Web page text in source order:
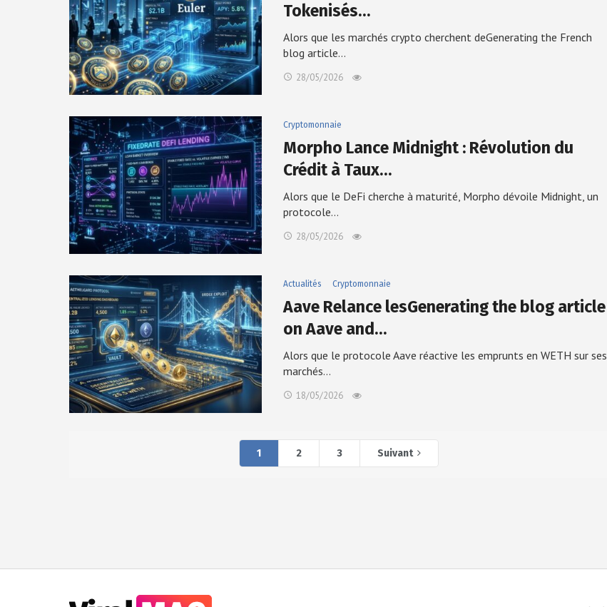
Tokenisés…
Alors que les marchés crypto cherchent deGenerating the French
blog article…
28/05/2026
Cryptomonnaie
Morpho Lance Midnight : Révolution du
Crédit à Taux…
Alors que le DeFi cherche à maturité, Morpho dévoile Midnight, un
protocole…
28/05/2026
Actualités Cryptomonnaie
Aave Relance lesGenerating the blog article
on Aave and…
Alors que le protocole Aave réactive les emprunts en WETH sur ses
marchés…
18/05/2026
1 2 3 Suivant